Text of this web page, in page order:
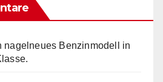
nagelneues Benzinmodell in